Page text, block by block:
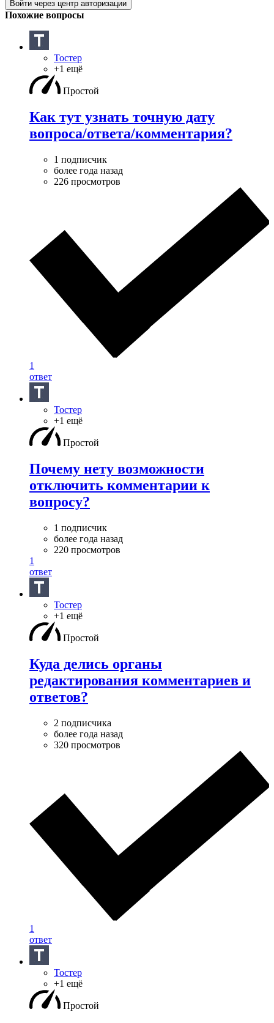
Войти через центр авторизации
Похожие вопросы
Тостер
+1 ещё
Простой
Как тут узнать точную дату
вопроса/ответа/комментария?
1 подписчик
более года назад
226 просмотров
1
ответ
Тостер
+1 ещё
Простой
Почему нету возможности
отключить комментарии к
вопросу?
1 подписчик
более года назад
220 просмотров
1
ответ
Тостер
+1 ещё
Простой
Куда делись органы
редактирования комментариев и
ответов?
2 подписчика
более года назад
320 просмотров
1
ответ
Тостер
+1 ещё
Простой